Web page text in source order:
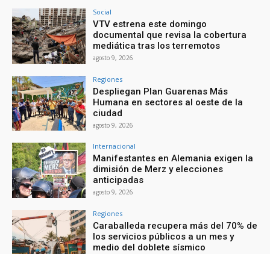
Social
VTV estrena este domingo
documental que revisa la cobertura
mediática tras los terremotos
agosto 9, 2026
Regiones
Despliegan Plan Guarenas Más
Humana en sectores al oeste de la
ciudad
agosto 9, 2026
Internacional
Manifestantes en Alemania exigen la
dimisión de Merz y elecciones
anticipadas
agosto 9, 2026
Regiones
Caraballeda recupera más del 70% de
los servicios públicos a un mes y
medio del doblete sísmico